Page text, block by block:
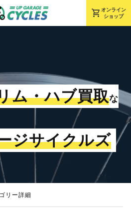
shopping_cart オンライン
ショップ
ム・ハブ買取な
ジサイクルズ
リー詳細